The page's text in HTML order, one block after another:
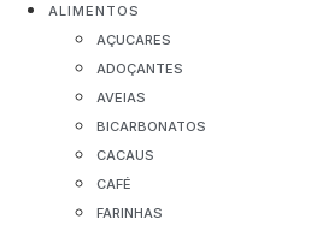
ALIMENTOS
AÇUCARES
ADOÇANTES
AVEIAS
BICARBONATOS
CACAUS
CAFÉ
FARINHAS